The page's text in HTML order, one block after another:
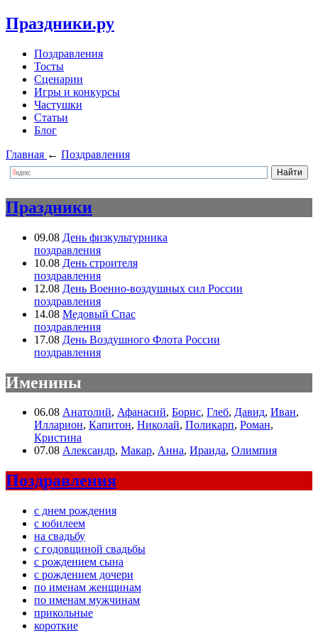
Праздники.ру
Поздравления
Тосты
Сценарии
Игры и конкурсы
Частушки
Статьи
Блог
Главная ← Поздравления
Праздники
09.08 День физкультурника
поздравления
10.08 День строителя
поздравления
12.08 День Военно-воздушных сил России
поздравления
14.08 Медовый Спас
поздравления
17.08 День Воздушного Флота России
поздравления
Именины
06.08 Анатолий, Афанасий, Борис, Глеб, Давид, Иван,
Илларион, Капитон, Николай, Поликарп, Роман,
Кристина
07.08 Александр, Макар, Анна, Ираида, Олимпия
Поздравления
с днем рождения
с юбилеем
на свадьбу
с годовщиной свадьбы
с рождением сына
с рождением дочери
по именам женщинам
по именам мужчинам
прикольные
короткие